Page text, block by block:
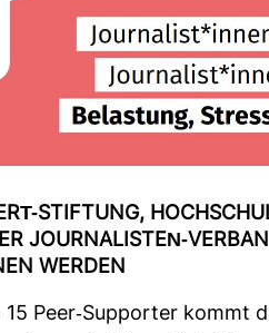
​STIF­TUNG,
JOUR­NA­LISTEN-​
WERDEN
Peer-​Sup­porter kommt